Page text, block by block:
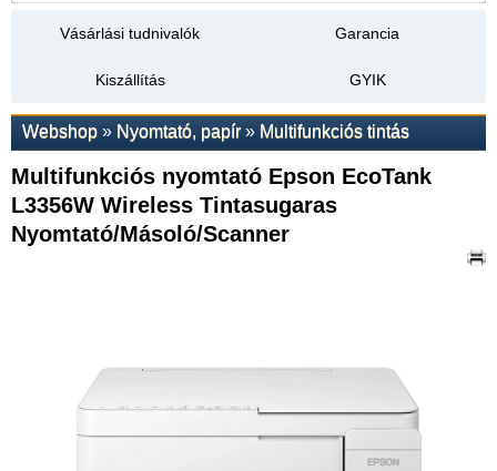
Vásárlási tudnivalók Garancia
Kiszállítás GYIK
Webshop » Nyomtató, papír » Multifunkciós tintás
Multifunkciós nyomtató Epson EcoTank
L3356W Wireless Tintasugaras
Nyomtató/Másoló/Scanner